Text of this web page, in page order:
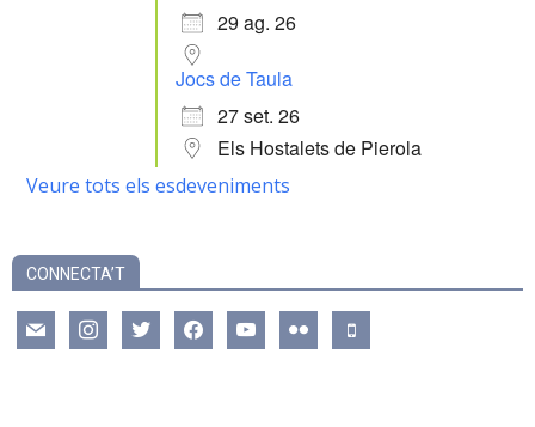
29 ag. 26
Jocs de Taula
27 set. 26
Els Hostalets de Pierola
Veure tots els esdeveniments
CONNECTA’T
mail instagramtwitter facebookyoutube flickr mobile